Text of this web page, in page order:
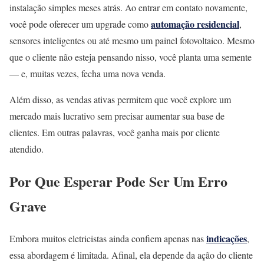
instalação simples meses atrás. Ao entrar em contato novamente,
você pode oferecer um upgrade comoautomação residencial,
sensores inteligentes ou até mesmo um painel fotovoltaico. Mesmo
que o cliente não esteja pensando nisso, você planta uma semente
— e, muitas vezes, fecha uma nova venda.
Além disso, as vendas ativas permitem que você explore um
mercado mais lucrativo sem precisar aumentar sua base de
clientes. Em outras palavras, você ganha mais por cliente
atendido.
Por Que Esperar Pode Ser Um Erro
Grave
Embora muitos eletricistas ainda confiem apenas nasindicações,
essa abordagem é limitada. Afinal, ela depende da ação do cliente